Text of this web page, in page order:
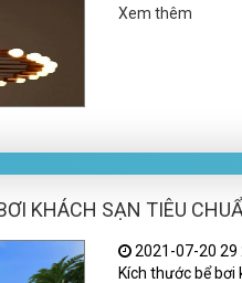
Xem thêm
KHÁCH SẠN TIÊU
2021-07-20 29
Kích thước bể bơi